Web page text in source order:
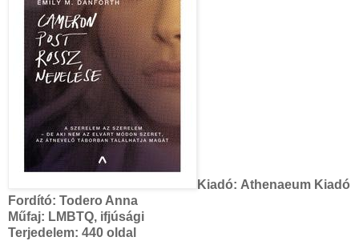
Kiadó: Athenaeum Kiadó
Fordító: Todero Anna
Műfaj: LMBTQ, ifjúsági
Terjedelem: 440 oldal